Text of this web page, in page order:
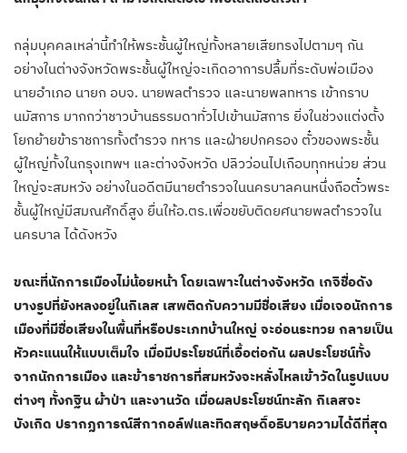
กลุ่มบุคคลเหล่านี้ทำให้พระชั้นผู้ใหญ่ทั้งหลายเสียทรงไปตามๆ กัน
อย่างในต่างจังหวัดพระชั้นผู้ใหญ่จะเกิดอาการปลื้มที่ระดับพ่อเมือง
นายอำเภอ นายก อบจ. นายพลตำรวจ และนายพลทหาร เข้ากราบ
นมัสการ มากกว่าชาวบ้านธรรมดาทั่วไปเข้านมัสการ ยิ่งในช่วงแต่งตั้ง
โยกย้ายข้าราชการทั้งตำรวจ ทหาร และฝ่ายปกครอง ตั๋วของพระชั้น
ผู้ใหญ่ทั้งในกรุงเทพฯ และต่างจังหวัด ปลิวว่อนไปเกือบทุกหน่วย ส่วน
ใหญ่จะสมหวัง อย่างในอดีตมีนายตำรวจในนครบาลคนหนึ่งถือตั๋วพระ
ชั้นผู้ใหญ่มีสมณศักดิ์สูง ยื่นให้อ.ตร.เพื่อขยับติดยศนายพลตำรวจใน
นครบาล ได้ดังหวัง
ขณะที่นักการเมืองไม่น้อยหน้า โดยเฉพาะในต่างจังหวัด เกจิชื่อดัง
บางรูปที่ยังหลงอยู่ในกิเลส เสพติดกับความมีชื่อเสียง เมื่อเจอนักการ
เมืองที่มีชื่อเสียงในพื้นที่หรือประเภทบ้านใหญ่ จะอ่อนระทวย กลายเป็น
หัวคะแนนให้แบบเต็มใจ เมื่อมีประโยชน์ที่เอื้อต่อกัน ผลประโยชน์ทั้ง
จากนักการเมือง และข้าราชการที่สมหวังจะหลั่งไหลเข้าวัดในรูปแบบ
ต่างๆ ทั้งกฐิน ผ้าป่า และงานวัด เมื่อผลประโยชน์ทะลัก กิเลสจะ
บังเกิด ปรากฏการณ์สีกากอล์ฟและทิดสฤษดิ์อธิบายความได้ดีที่สุด